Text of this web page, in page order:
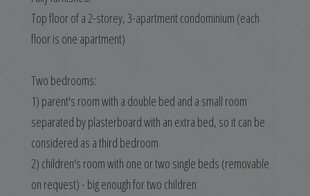
Top floor of a 2-storey, 3-apartment condominium (each
floor is one apartment)
Two bedrooms:
1) parent's room with a double bed and a small room
separated by plasterboard with an extra bed, so it can be
considered as a third bedroom
2) children's room with one or two single beds (removable
on request) - big enough for two children